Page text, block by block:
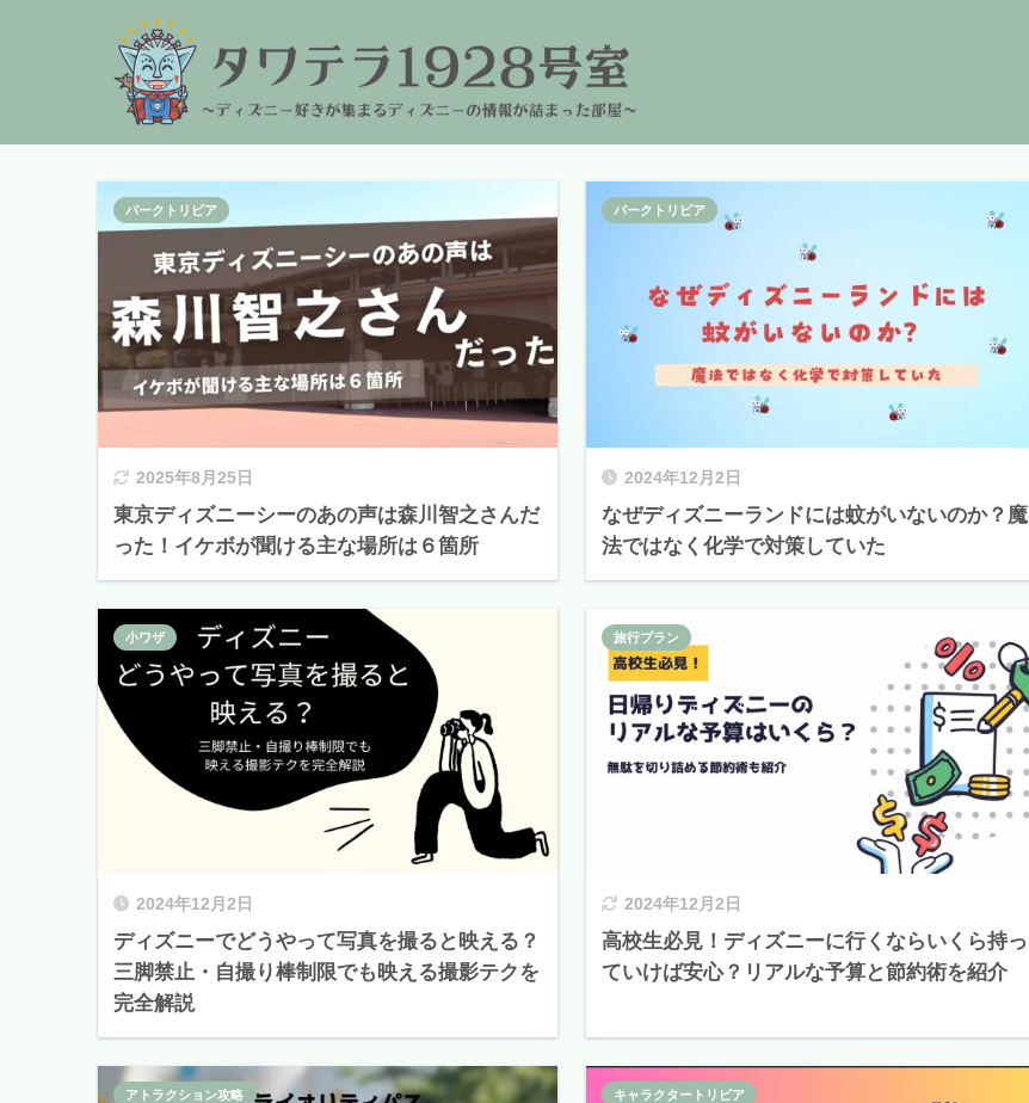
2025年8月25日
東京ディズニーシーのあの声は森川智之さんだ
った！イケボが聞ける主な場所は６箇所
パークトリビア
2024年12月2日
なぜディズニーランドには蚊がいないのか？魔
法ではなく化学で対策していた
パークトリビア
2024年12月2日
ディズニーでどうやって写真を撮ると映える？
三脚禁止・自撮り棒制限でも映える撮影テクを
完全解説
小ワザ
2024年12月2日
高校生必見！ディズニーに行くならいくら持っ
ていけば安心？リアルな予算と節約術を紹介
旅行プラン
アトラクション攻略 キャラクタートリビア